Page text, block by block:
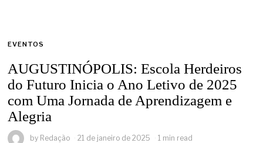
EVENTOS
AUGUSTINÓPOLIS: Escola Herdeiros
do Futuro Inicia o Ano Letivo de 2025
com Uma Jornada de Aprendizagem e
Alegria
by Redação 21 de janeiro de 2025 1 min read